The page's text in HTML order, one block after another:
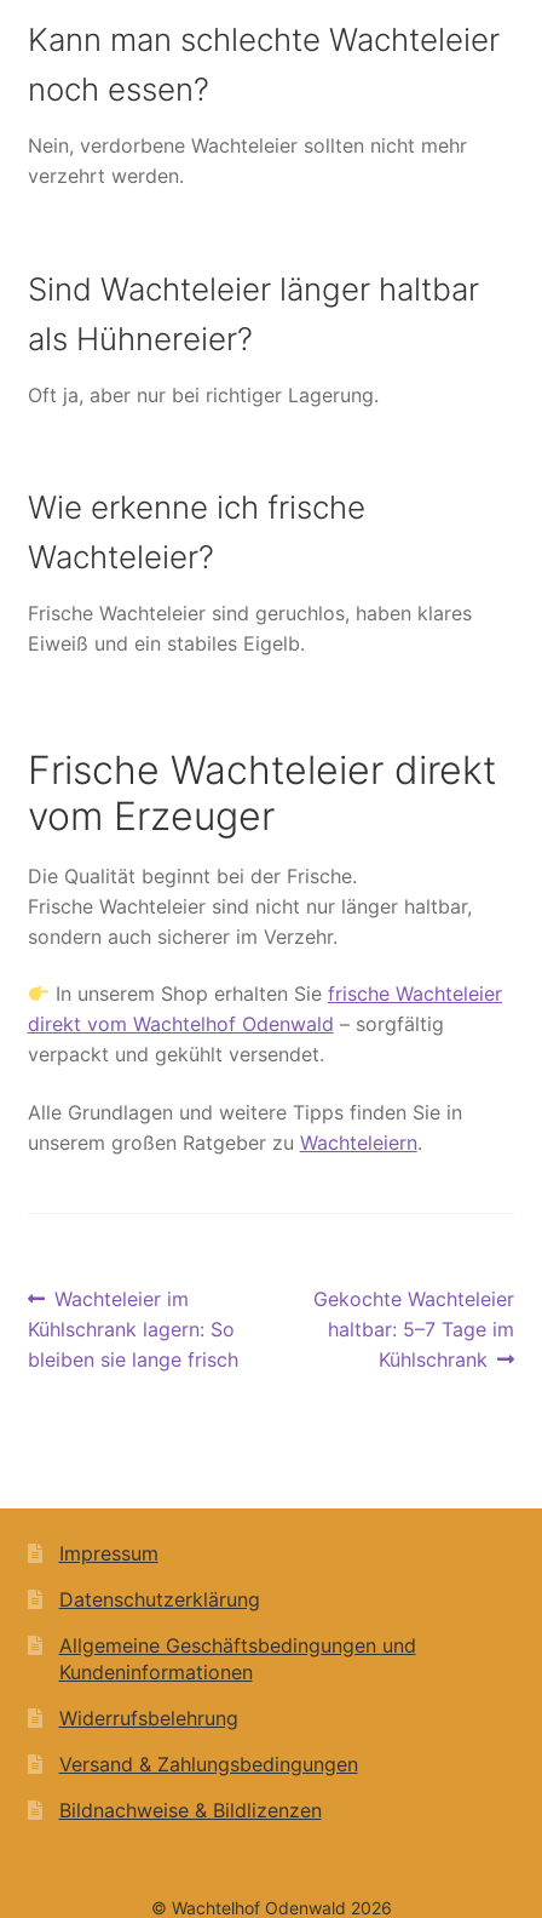
Kann man schlechte Wachteleier
noch essen?
Nein, verdorbene Wachteleier sollten nicht mehr
verzehrt werden.
Sind Wachteleier länger haltbar
als Hühnereier?
Oft ja, aber nur bei richtiger Lagerung.
Wie erkenne ich frische
Wachteleier?
Frische Wachteleier sind geruchlos, haben klares
Eiweiß und ein stabiles Eigelb.
Frische Wachteleier direkt
vom Erzeuger
Die Qualität beginnt bei der Frische.
Frische Wachteleier sind nicht nur länger haltbar,
sondern auch sicherer im Verzehr.
In unserem Shop erhalten Sie frische Wachteleier
direkt vom Wachtelhof Odenwald – sorgfältig
verpackt und gekühlt versendet.
Alle Grundlagen und weitere Tipps finden Sie in
unserem großen Ratgeber zu Wachteleiern.
Beitragsnavigation
Vorheriger
Beitrag:
Wachteleier im
Kühlschrank lagern: So
bleiben sie lange frisch
Nächster
Beitrag:
Gekochte Wachteleier
haltbar: 5–7 Tage im
Kühlschrank
Impressum
Datenschutzerklärung
Allgemeine Geschäftsbedingungen und
Kundeninformationen
Widerrufsbelehrung
Versand & Zahlungsbedingungen
Bildnachweise & Bildlizenzen